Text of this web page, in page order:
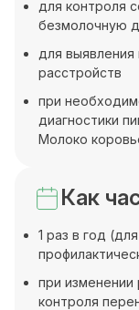
для контроля
безмолочную
для
расстройств
при
диагностики
Молоко
Как
1 раз в год
при
контроля